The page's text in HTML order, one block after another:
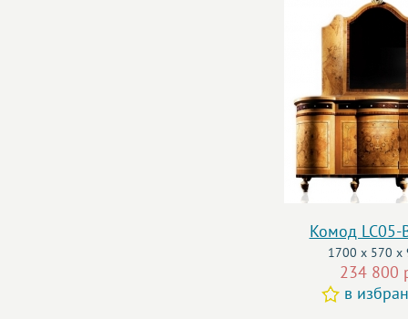
Комод LC05-
1700 x 570 x
234 800
в